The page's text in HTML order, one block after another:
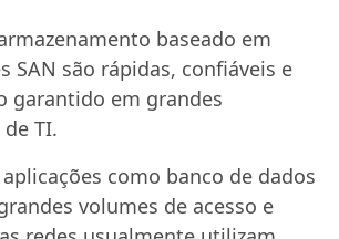
baseado em
SAN são rápidas, confiáveis e
garantido em grandes
TI.
como banco de dados
volumes de acesso e